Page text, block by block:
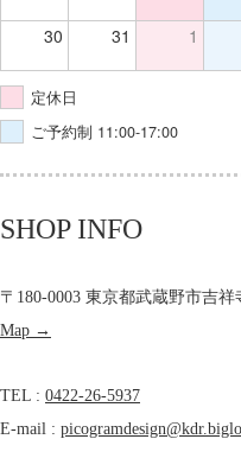
30 31 1
定休日
ご予約制 11:00-17:00
SHOP INFO
〒180-0003 東京都武蔵野市吉
Map →
TEL : 0422-26-5937
E-mail :